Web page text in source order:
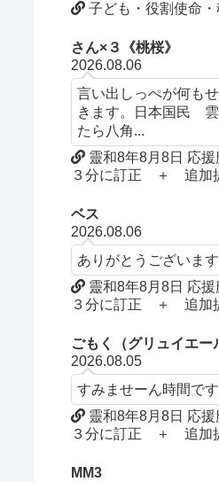
子ども・役割使命
さん×３《桃桜》
2026.08.06
言い出しっぺが何も
きます。日本国民 雲
たら八角...
靈和8年8月8日 応
３分に訂正 ＋ 追加
ベス
2026.08.06
ありがとうございま
靈和8年8月8日 応
３分に訂正 ＋ 追加
ごもく（グリュイエー
2026.08.05
すみませーん時間で
靈和8年8月8日 応
３分に訂正 ＋ 追加
MM3